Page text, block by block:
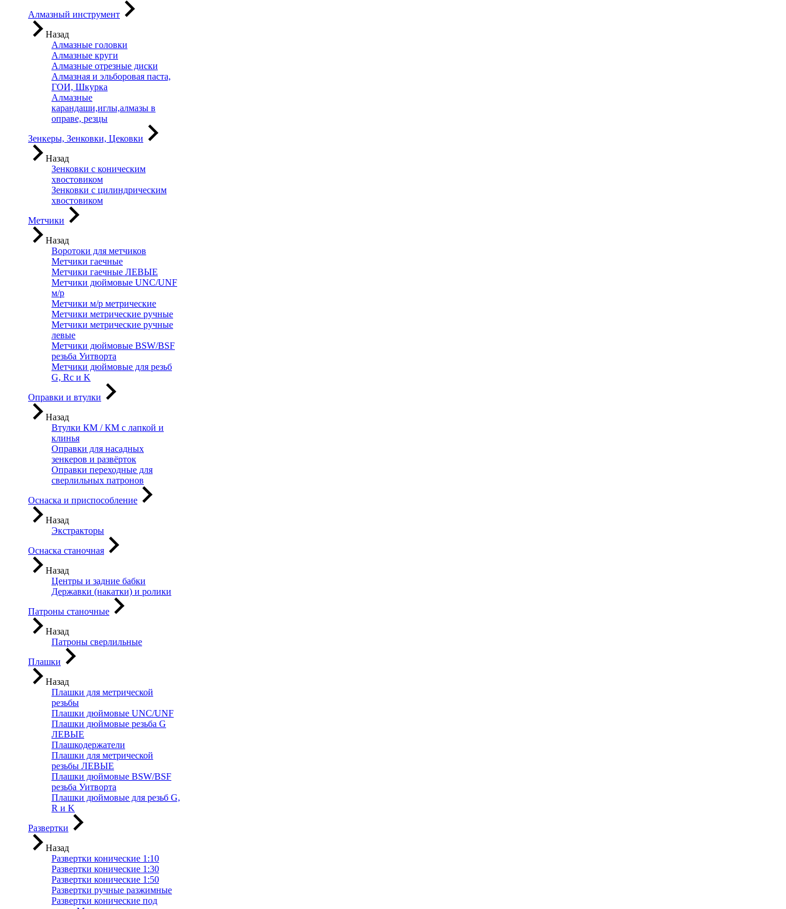
Алмазный инструмент
Назад
Алмазные головки
Алмазные круги
Алмазные отрезные диски
Алмазная и эльборовая паста,
ГОИ, Шкурка
Алмазные
карандаши,иглы,алмазы в
оправе, резцы
Зенкеры, Зенковки, Цековки
Назад
Зенковки с коническим
хвостовиком
Зенковки с цилиндрическим
хвостовиком
Метчики
Назад
Воротоки для метчиков
Метчики гаечные
Метчики гаечные ЛЕВЫЕ
Метчики дюймовые UNC/UNF
м/р
Метчики м/р метрические
Метчики метрические ручные
Метчики метрические ручные
левые
Метчики дюймовые BSW/BSF
резьба Уитворта
Метчики дюймовые для резьб
G, Rc и K
Оправки и втулки
Назад
Втулки КМ / КМ с лапкой и
клинья
Оправки для насадных
зенкеров и развёрток
Оправки переходные для
сверлильных патронов
Оснаска и приспособление
Назад
Экстракторы
Оснаска станочная
Назад
Центры и задние бабки
Державки (накатки) и ролики
Патроны станочные
Назад
Патроны сверлильные
Плашки
Назад
Плашки для метрической
резьбы
Плашки дюймовые UNC/UNF
Плашки дюймовые резьба G
ЛЕВЫЕ
Плашкодержатели
Плашки для метрической
резьбы ЛЕВЫЕ
Плашки дюймовые BSW/BSF
резьба Уитворта
Плашки дюймовые для резьб G,
R и K
Развертки
Назад
Развертки конические 1:10
Развертки конические 1:30
Развертки конические 1:50
Развертки ручные разжимные
Развертки конические под